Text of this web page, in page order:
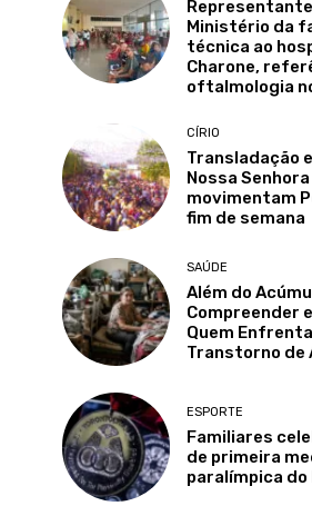
Ministério da
técnica ao
Charone,
oftalmologia
CÍRIO
Transladação
Nossa
movimentam
fim de semana
SAÚDE
Além do
Compreender
Quem
Transtorno de
ESPORTE
Familiares
de primeira
paralímpica do